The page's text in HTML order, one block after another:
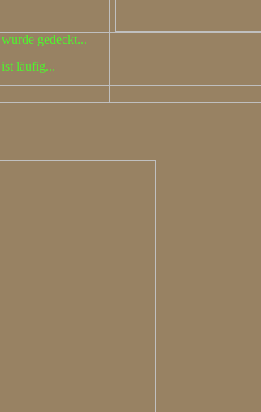
gedeckt...
läufig...